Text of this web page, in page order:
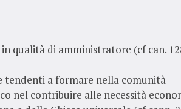
qualità di amministratore (cf can.
tendenti a formare nella comunità
nel contribuire alle necessità